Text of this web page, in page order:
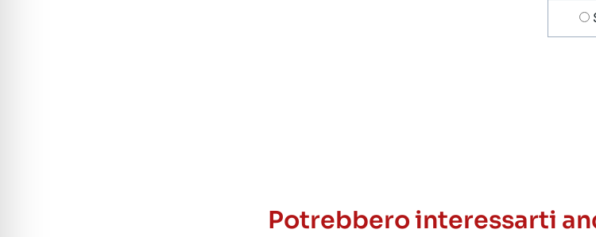
Potrebbero interessarti